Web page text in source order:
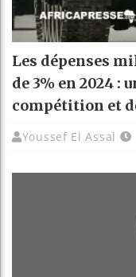
Les dépenses
de 3% en 2024 :
compétition et
Youssef El Assal